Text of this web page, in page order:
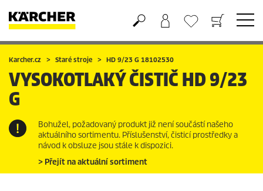
Nákupní košík
Seznam oblíbených produktů
Karcher.cz Staré stroje HD 9/23 G 18102530
VYSOKOTLAKÝ ČISTIČ HD 9/23
G
Bohužel, požadovaný produkt již není součástí našeho
aktuálního sortimentu. Příslušenství, čisticí prostředky a
návod k obsluze jsou stále k dispozici.
> Přejít na aktuální sortiment